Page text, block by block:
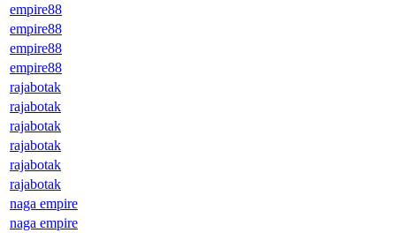
empire88
empire88
empire88
empire88
rajabotak
rajabotak
rajabotak
rajabotak
rajabotak
rajabotak
naga empire
naga empire